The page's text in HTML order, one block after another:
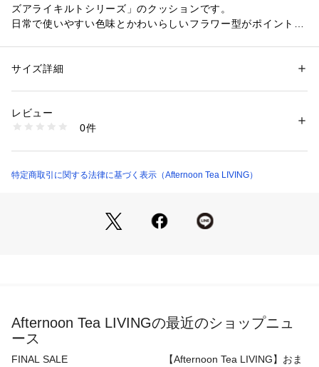
ズアライキルトシリーズ」のクッションです。
日常で使いやすい色味とかわいらしいフラワー型がポイント。
なっており、ご家庭で簡単にお手入れできます。
性別：レディース
グマット
詰め物：ポリエステル100％
生産国：中国製
※詳しい洗濯方法については、商品の品質表示タグをご覧ください
JS39-26200652 （ショップ）
サイズ詳細
レビュー
0件
特定商取引に関する法律に基づく表示（Afternoon Tea LIVING）
Afternoon Tea LIVINGの最近のショップニュ
ース
FINAL SALE
【Afternoon Tea LIVING】おま